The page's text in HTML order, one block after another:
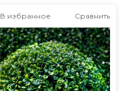
В избранное Сравнить